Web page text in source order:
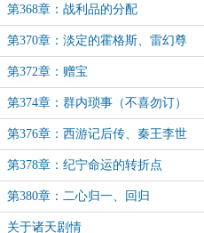
第368章：战利品的分配
第370章：淡定的霍格斯、雷幻尊
者
第372章：赠宝
第374章：群内琐事（不喜勿订）
第376章：西游记后传、秦王李世
民（聊天群内容、不喜勿订）
第378章：纪宁命运的转折点
第380章：二心归一、回归
关于诸天剧情